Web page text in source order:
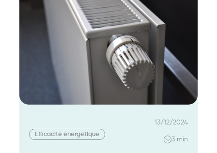
performance
Efficacité énergétique
13/12/2024
3 min